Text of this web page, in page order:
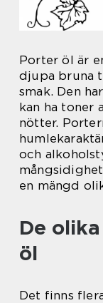
Porter öl är
djupa bruna
smak. Den
kan ha toner
nötter.
och
en mängd
De
öl
Det finns